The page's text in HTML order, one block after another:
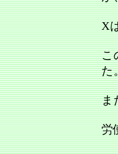
X
こ
た
ま
労